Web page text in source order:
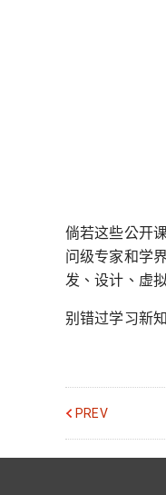
倘若这些公开
问级专家和学
发、设计、虚
别错过学习新
PREV